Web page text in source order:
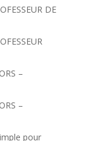
DE
–
–
pour